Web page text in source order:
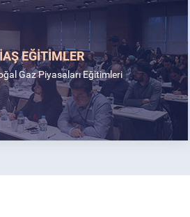
EĞİTİMLER
Gaz Piyasaları Eğitimleri